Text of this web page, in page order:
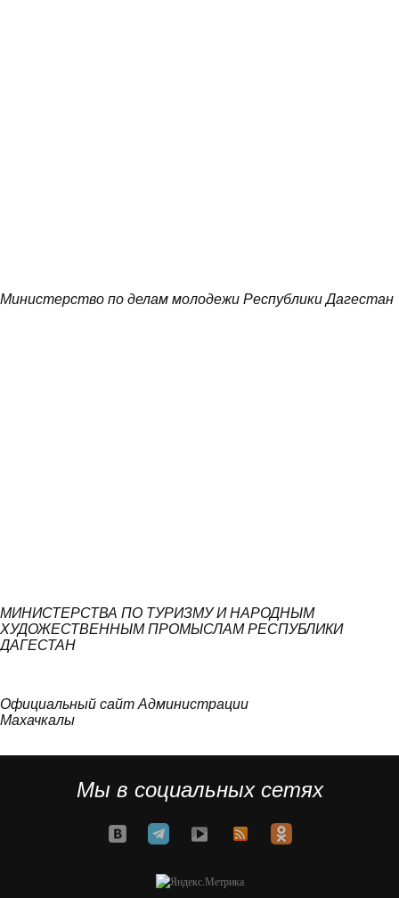
Министерство по делам молодежи Республики Дагестан
МИНИСТЕРСТВА ПО ТУРИЗМУ И НАРОДНЫМ
ХУДОЖЕСТВЕННЫМ ПРОМЫСЛАМ РЕСПУБЛИКИ
ДАГЕСТАН
Официальный сайт Администрации
Махачкалы
Мы в социальных сетях